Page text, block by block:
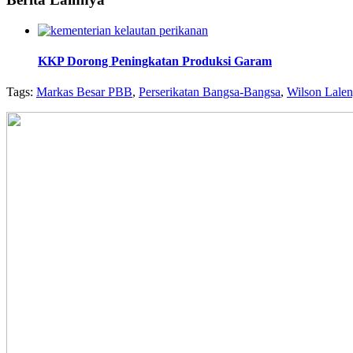
KKP Dorong Peningkatan Produksi Garam
Tags: Markas Besar PBB, Perserikatan Bangsa-Bangsa, Wilson